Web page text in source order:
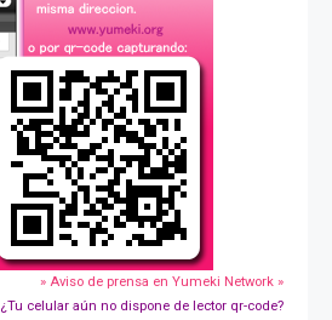
» Aviso de prensa en Yumeki Network »
¿Tu celular aún no dispone de lector qr-code?